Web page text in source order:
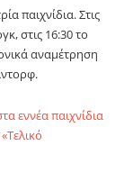
παιχνίδια. Στις
στις 16:30 το
αναμέτρηση
εννέα παιχνίδια